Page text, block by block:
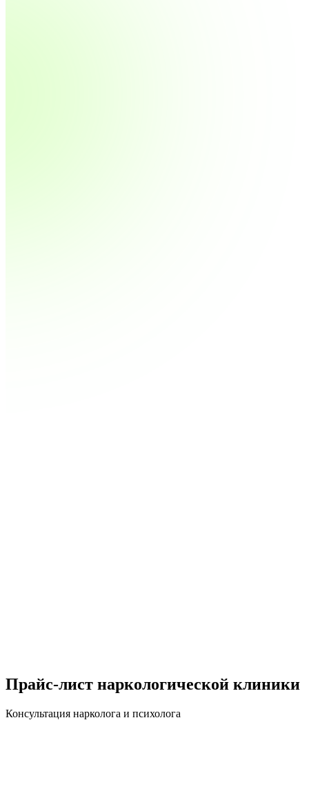
Прайс-лист наркологической клиники
Консультация нарколога и психолога